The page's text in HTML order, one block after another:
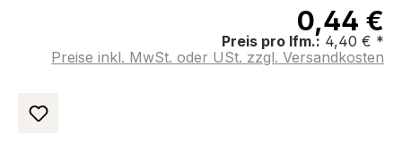
0,44 €
Preis pro lfm.: 4,40 € *
Preise inkl. MwSt. oder USt. zzgl. Versandkosten